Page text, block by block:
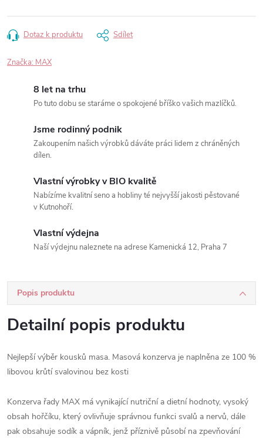
Dotaz k produktu Sdílet
Značka: MAX
8 let na trhu
Po tuto dobu se staráme o spokojené bříško vašich mazlíčků.
Jsme rodinný podnik
Zakoupením našich výrobků dáváte práci lidem z chráněných
dílen.
Vlastní výrobky v BIO kvalitě
Nabízíme kvalitní seno a hobliny té nejvyšší jakosti pěstované
v Kutnohoří.
Vlastní výdejna
Naší výdejnu naleznete na adrese Kamenická 12, Praha 7
Popis produktu
Detailní popis produktu
Nejlepší výběr kousků masa. Masová konzerva je naplněna ze 100 %
libovou krůtí svalovinou bez kosti
Konzerva řady MAX má vynikající nutriční a dietní hodnoty, vysoký
obsah hořčíku, který ovlivňuje správnou funkci svalů a nervů, dále
pak obsahuje sodík a vápník, jenž příznivě působí na zpevňování